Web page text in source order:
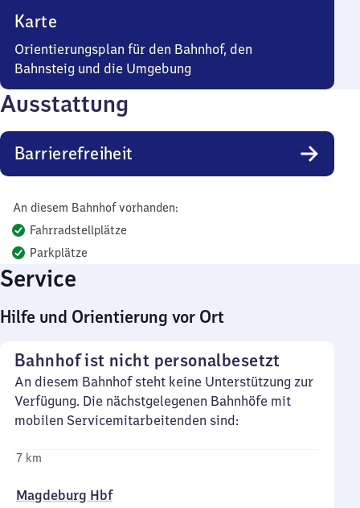
Karte
Orientierungsplan für den Bahnhof, den
Bahnsteig und die Umgebung
Ausstattung
Barrierefreiheit
An diesem Bahnhof vorhanden:
Fahrradstellplätze
Parkplätze
Service
Hilfe und Orientierung vor Ort
Bahnhof ist nicht personalbesetzt
An diesem Bahnhof steht keine Unterstützung zur
Verfügung. Die nächstgelegenen Bahnhöfe mit
mobilen Servicemitarbeitenden sind:
7 km
Magdeburg Hbf